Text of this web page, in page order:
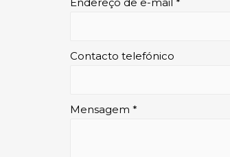
Contacto telefónico
Mensagem *